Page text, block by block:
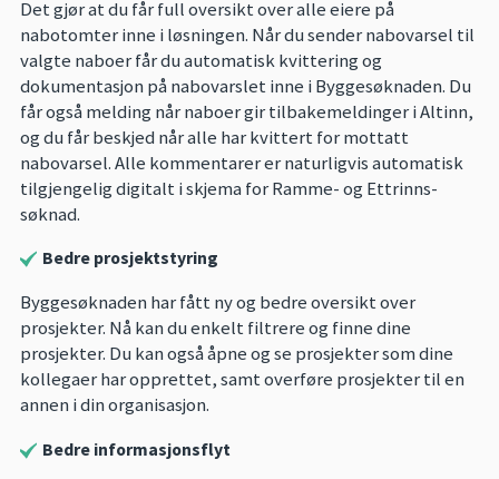
Det gjør at du får full oversikt over alle eiere på
nabotomter inne i løsningen. Når du sender nabovarsel til
valgte naboer får du automatisk kvittering og
dokumentasjon på nabovarslet inne i Byggesøknaden. Du
får også melding når naboer gir tilbakemeldinger i Altinn,
og du får beskjed når alle har kvittert for mottatt
nabovarsel. Alle kommentarer er naturligvis automatisk
tilgjengelig digitalt i skjema for Ramme- og Ettrinns-
søknad.
Bedre prosjektstyring
Byggesøknaden har fått ny og bedre oversikt over
prosjekter. Nå kan du enkelt filtrere og finne dine
prosjekter. Du kan også åpne og se prosjekter som dine
kollegaer har opprettet, samt overføre prosjekter til en
annen i din organisasjon.
Bedre informasjonsflyt